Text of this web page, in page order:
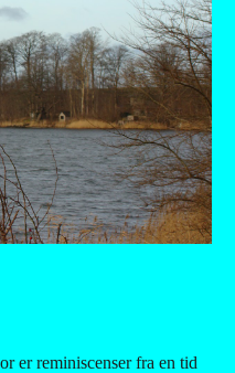
er reminiscenser fra en tid